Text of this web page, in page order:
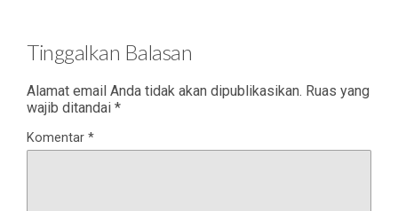
Tinggalkan Balasan
Alamat email Anda tidak akan dipublikasikan. Ruas yang
wajib ditandai *
Komentar *